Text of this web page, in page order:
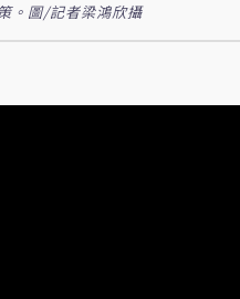
。圖/記者梁鴻欣攝